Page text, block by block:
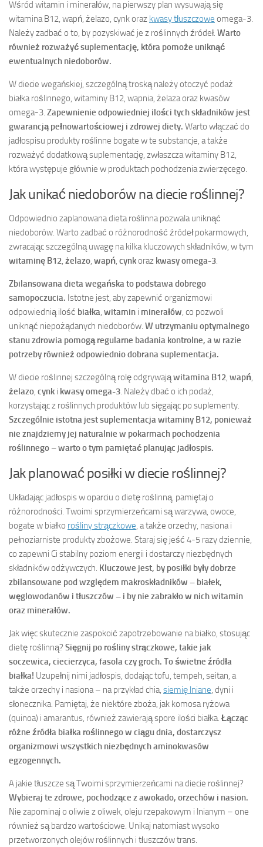
Wśród witamin i minerałów, na pierwszy plan wysuwają się
witamina B12, wapń, żelazo, cynk oraz kwasy tłuszczowe omega-3.
Należy zadbać o to, by pozyskiwać je z roślinnych źródeł. Warto
również rozważyć suplementację, która pomoże uniknąć
ewentualnych niedoborów.
W diecie wegańskiej, szczególną troską należy otoczyć podaż
białka roślinnego, witaminy B12, wapnia, żelaza oraz kwasów
omega-3. Zapewnienie odpowiedniej ilości tych składników jest
gwarancją pełnowartościowej i zdrowej diety. Warto włączać do
jadłospisu produkty roślinne bogate w te substancje, a także
rozważyć dodatkową suplementację, zwłaszcza witaminy B12,
która występuje głównie w produktach pochodzenia zwierzęcego.
Jak unikać niedoborów na diecie roślinnej?
Odpowiednio zaplanowana dieta roślinna pozwala uniknąć
niedoborów. Warto zadbać o różnorodność źródeł pokarmowych,
zwracając szczególną uwagę na kilka kluczowych składników, w tym
witaminę B12, żelazo, wapń, cynkoraz kwasy omega-3.
Zbilansowana dieta wegańska to podstawa dobrego
samopoczucia. Istotne jest, aby zapewnić organizmowi
odpowiednią ilość białka, witamin i minerałów, co pozwoli
uniknąć niepożądanych niedoborów. W utrzymaniu optymalnego
stanu zdrowia pomogą regularne badania kontrolne, a w razie
potrzeby również odpowiednio dobrana suplementacja.
W diecie roślinnej szczególną rolę odgrywająwitamina B12, wapń,
żelazo, cynk i kwasy omega-3. Należy dbać o ich podaż,
korzystając z roślinnych produktów lub sięgając po suplementy.
Szczególnie istotna jest suplementacja witaminy B12, ponieważ
nie znajdziemy jej naturalnie w pokarmach pochodzenia
roślinnego – warto o tym pamiętać planując jadłospis.
Jak planować posiłki w diecie roślinnej?
Układając jadłospis w oparciu o dietę roślinną, pamiętaj o
różnorodności. Twoimi sprzymierzeńcami są warzywa, owoce,
bogate w białko rośliny strączkowe, a także orzechy, nasiona i
pełnoziarniste produkty zbożowe. Staraj się jeść 4-5 razy dziennie,
co zapewni Ci stabilny poziom energii i dostarczy niezbędnych
składników odżywczych. Kluczowe jest, by posiłki były dobrze
zbilansowane pod względem makroskładników – białek,
węglowodanów i tłuszczów – i by nie zabrakło w nich witamin
oraz minerałów.
Jak więc skutecznie zaspokoić zapotrzebowanie na białko, stosując
dietę roślinną? Sięgnij po rośliny strączkowe, takie jak
soczewica, ciecierzyca, fasola czy groch. To świetne źródła
białka! Uzupełnij nimi jadłospis, dodając tofu, tempeh, seitan, a
także orzechy i nasiona – na przykład chia, siemię lniane, dyni i
słonecznika. Pamiętaj, że niektóre zboża, jak komosa ryżowa
(quinoa) i amarantus, również zawierają spore ilości białka. Łącząc
różne źródła białka roślinnego w ciągu dnia, dostarczysz
organizmowi wszystkich niezbędnych aminokwasów
egzogennych.
A jakie tłuszcze są Twoimi sprzymierzeńcami na diecie roślinnej?
Wybieraj te zdrowe, pochodzące z awokado, orzechów i nasion.
Nie zapominaj o oliwie z oliwek, oleju rzepakowym i lnianym – one
również są bardzo wartościowe. Unikaj natomiast wysoko
przetworzonych olejów roślinnych i tłuszczów trans.